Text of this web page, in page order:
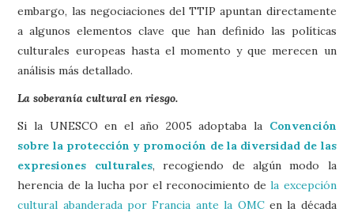
embargo, las negociaciones del TTIP apuntan directamente
a algunos elementos clave que han definido las políticas
culturales europeas hasta el momento y que merecen un
análisis más detallado.
La soberanía cultural en riesgo.
Si la UNESCO en el año 2005 adoptaba la Convención
sobre la protección y promoción de la diversidad de las
expresiones culturales, recogiendo de algún modo la
herencia de la lucha por el reconocimiento dela excepción
cultural abanderada por Francia ante la OMCen la década